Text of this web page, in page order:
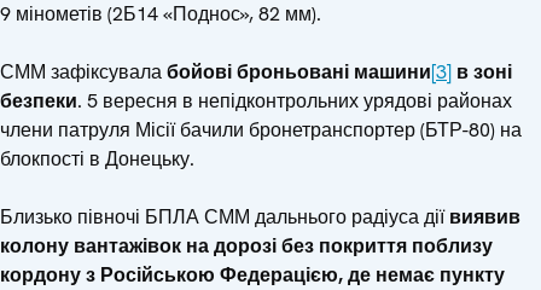
9 мінометів (2Б14 «Поднос», 82 мм).
СММ зафіксувалабойові броньовані машини[3] в зоні
безпеки. 5 вересня в непідконтрольних урядові районах
члени патруля Місії бачили бронетранспортер (БТР-80) на
блокпості в Донецьку.
Близько півночі БПЛА СММ дальнього радіуса діївиявив
колону вантажівок на дорозі без покриття поблизу
кордону з Російською Федерацією, де немає пункту